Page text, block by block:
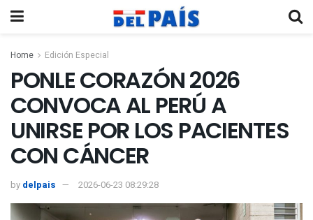
Home Edición Especial
PONLE CORAZÓN 2026
CONVOCA AL PERÚ A
UNIRSE POR LOS PACIENTES
CON CÁNCER
by delpais 2026-06-23 08:29:28